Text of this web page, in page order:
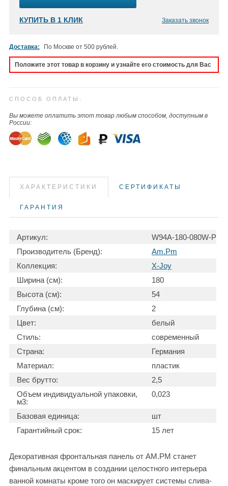
КУПИТЬ В 1 КЛИК Заказать звонок
Доставка: По Москве от 500 рублей.
Положите этот товар в корзину и узнайте его стоимость для Вас
СПОСОБ ОПЛАТЫ:
Вы можете оплатить этот товар любым способом, доступным в
России:
ХАРАКТЕРИСТИКИ СЕРТИФИКАТЫ
ГАРАНТИЯ
Артикул:
W94A-180-080W-P
Производитель (Бренд):
Am.Pm
Коллекция:
X-Joy
Ширина (см):
180
Высота (см):
54
Глубина (см):
2
Цвет:
белый
Стиль:
современный
Страна:
Германия
Материал:
пластик
Вес брутто:
2,5
Объем индивидуальной упаковки,
м3:
0,023
Базовая единица:
шт
Гарантийный срок:
15 лет
Декоративная фронтальная панель от AM.PM станет
финальным акцентом в создании целостного интерьера
ванной комнаты кроме того он маскирует системы слива-